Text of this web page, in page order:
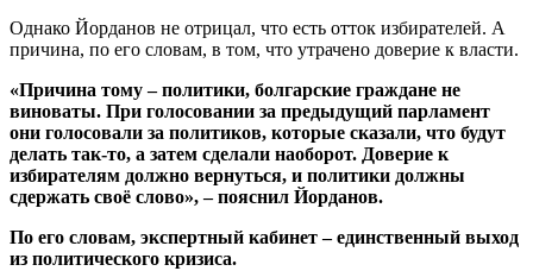
Однако Йорданов не отрицал, что есть отток избирателей. А
причина, по его словам, в том, что утрачено доверие к власти.
«Причина тому – политики, болгарские граждане не
виноваты. При голосовании за предыдущий парламент
они голосовали за политиков, которые сказали, что будут
делать так-то, а затем сделали наоборот. Доверие к
избирателям должно вернуться, и политики должны
сдержать своё слово», – пояснил Йорданов.
По его словам, экспертный кабинет – единственный выход
из политического кризиса.